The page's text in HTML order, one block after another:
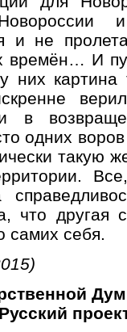
и не
времён… И
них
и в
одних
такую
что другая
самих себя.